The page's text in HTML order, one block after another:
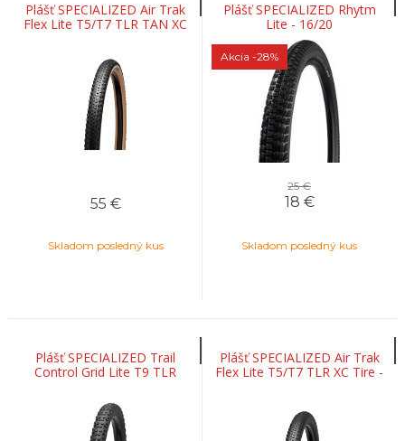
Plášť SPECIALIZED Air Trak
Flex Lite T5/T7 TLR TAN XC
55 €
Skladom posledný kus
Plášť SPECIALIZED Rhytm
Lite - 16/20
Akcia -28%
25 €
18 €
Skladom posledný kus
Plášť SPECIALIZED Trail
Control Grid Lite T9 TLR
Plášť SPECIALIZED Air Trak
Flex Lite T5/T7 TLR XC Tire -